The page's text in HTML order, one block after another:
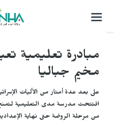
التحكم
مبادرة تعليمية
مخيم جباليا
على بعد عدة أمتار من الأليات
افتتحت مدرسة مدى التعليمية
من مرحلة الروضة حتى نهاية